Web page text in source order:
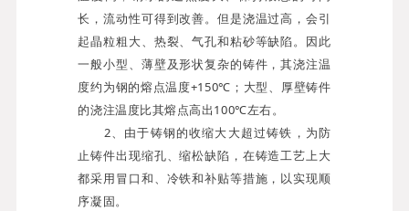
长，流动性可得到改善。但是浇温过高，会引
起晶粒粗大、热裂、气孔和粘砂等缺陷。因此
一般小型、薄壁及形状复杂的铸件，其浇注温
度约为钢的熔点温度+150℃；大型、厚壁铸件
的浇注温度比其熔点高出100℃左右。
2、由于铸钢的收缩大大超过铸铁，为防
止铸件出现缩孔、缩松缺陷，在铸造工艺上大
都采用冒口和、冷铁和补贴等措施，以实现顺
序凝固。